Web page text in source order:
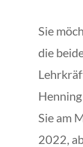
Sie
die
Sie am
2022,